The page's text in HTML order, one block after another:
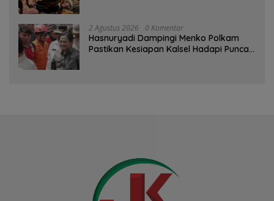
2 Agustus 2026 0 Komentar
Hasnuryadi Dampingi Menko Polkam
Pastikan Kesiapan Kalsel Hadapi Puncak